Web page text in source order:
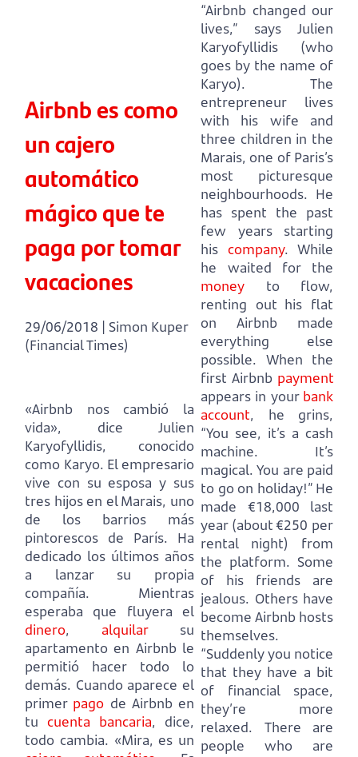
Airbnb es como
un cajero
automático
mágico que te
paga por tomar
vacaciones
29/06/2018 | Simon Kuper
(Financial Times)
«Airbnb nos cambió la
vida», dice Julien
Karyofyllidis, conocido
como Karyo. El empresario
vive con su esposa y sus
tres hijos en el Marais, uno
de los barrios más
pintorescos de París. Ha
dedicado los últimos años
a lanzar su propia
compañía. Mientras
esperaba que fluyera el
dinero, alquilarsu
apartamento en Airbnb le
permitió hacer todo lo
demás. Cuando aparece el
primer pago de Airbnb en
tu cuenta bancaria, dice,
todo cambia. «Mira, es un
“Airbnb changed our
lives,” says Julien
Karyofyllidis (who
goes by the name of
Karyo). The
entrepreneur lives
with his wife and
three children in the
Marais, one of Paris’s
most picturesque
neighbourhoods. He
has spent the past
few years starting
his company. While
he waited for the
money to flow,
renting out his flat
on Airbnb made
everything else
possible. When the
first Airbnb payment
appears in your bank
account, he grins,
“You see, it’s a cash
machine. It’s
magical. You are paid
to go on holiday!” He
made €18,000 last
year (about €250 per
rental night) from
the platform. Some
of his friends are
jealous. Others have
become Airbnb hosts
themselves.
“Suddenly you notice
that they have a bit
of financial space,
they’re more
relaxed. There are
people who are